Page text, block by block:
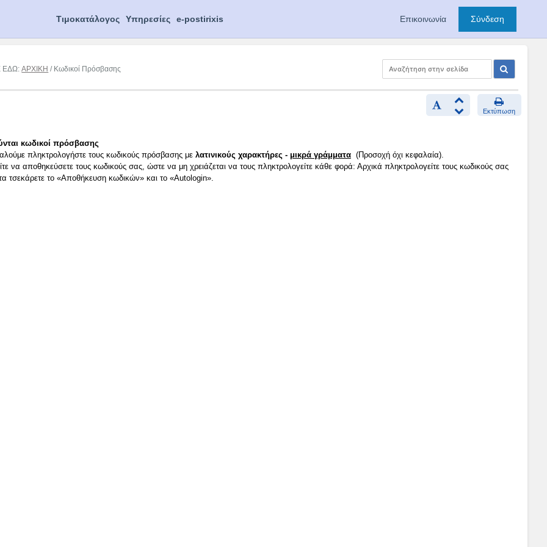
Τιμοκατάλογος Υπηρεσίες e-postirixis Επικοινωνία Σύνδεση
ΕΔΩ:ΑΡΧΙΚΗ / Κωδικοί Πρόσβασης
Εκτύπωση
κωδικοί πρόσβασης
πληκτρολογήστε τους κωδικούς πρόσβασης με λατινικούς χαρακτήρες - μικρά γράμματα(Προσοχή όχι κεφαλαία).
να αποθηκεύσετε τους κωδικούς σας, ώστε να μη χρειάζεται να τους πληκτρολογείτε κάθε φορά: Αρχικά πληκτρολογείτε τους κωδικούς σας
τσεκάρετε το «Αποθήκευση κωδικών» και το «Autologin».